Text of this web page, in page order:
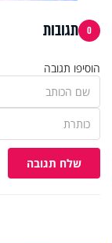
0 תגובות
הוסיפו תגובה
שלח תגובה